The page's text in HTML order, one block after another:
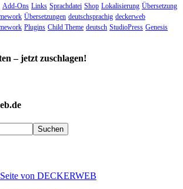
Add-Ons Links Sprachdatei Shop Lokalisierung Übersetzung
Übersetzungen deutschsprachig deckerweb
Plugins Child Theme deutsch StudioPress Genesis
– jetzt zuschlagen!